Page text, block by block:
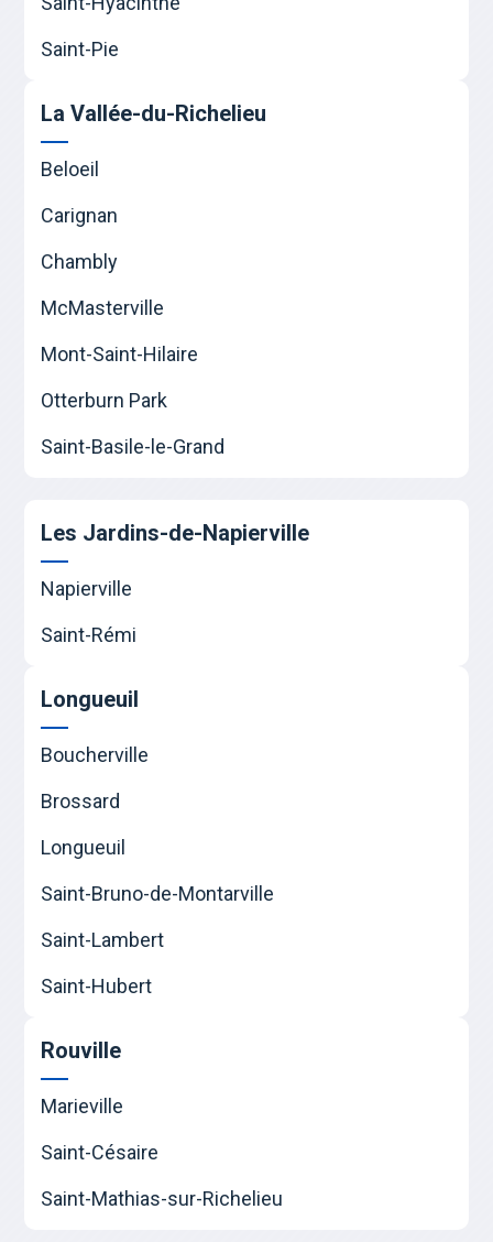
Saint-Pie
La Vallée-du-Richelieu
Beloeil
Carignan
Chambly
McMasterville
Mont-Saint-Hilaire
Otterburn Park
Saint-Basile-le-Grand
Les Jardins-de-Napierville
Napierville
Saint-Rémi
Longueuil
Boucherville
Brossard
Longueuil
Saint-Bruno-de-Montarville
Saint-Lambert
Saint-Hubert
Rouville
Marieville
Saint-Césaire
Saint-Mathias-sur-Richelieu